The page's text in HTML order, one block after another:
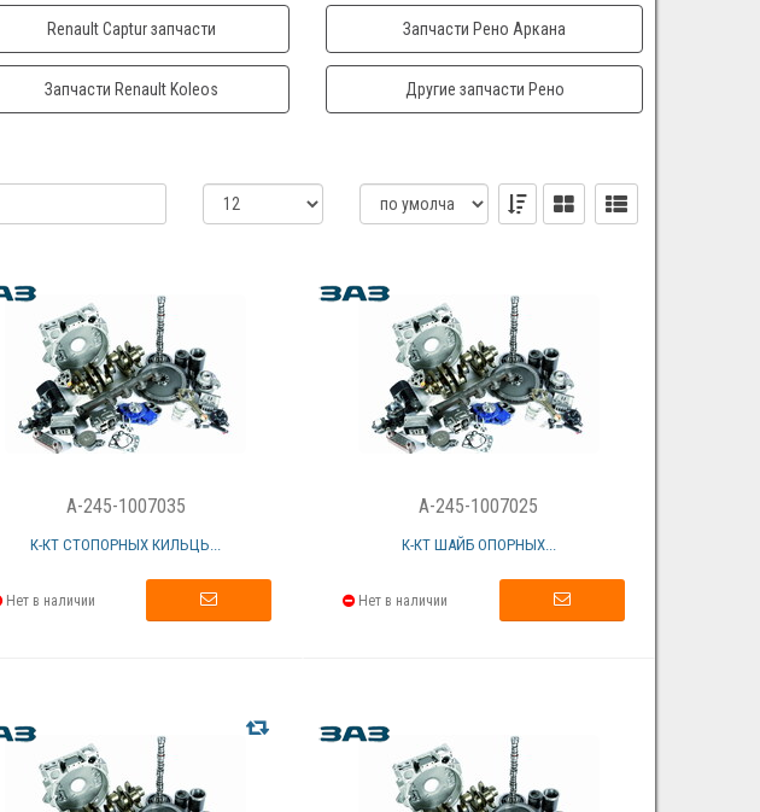
Renault Captur запчасти Запчасти Рено Аркана
Запчасти Renault Koleos Другие запчасти Рено
A-245-1007035
К-КТ СТОПОРНЫХ КИЛЬЦЬ...
Нет в наличии
A-245-1007025
К-КТ ШАЙБ ОПОРНЫХ...
Нет в наличии